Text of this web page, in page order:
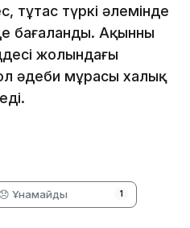
тұтас түркі әлемінде
бағаланды. Ақынның
жолындағы
әдеби мұрасы халық
😞 Ұнамайды 1